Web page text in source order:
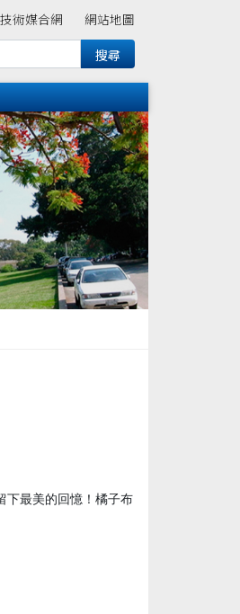
術媒合網 網站地圖
下最美的回憶！橘子布